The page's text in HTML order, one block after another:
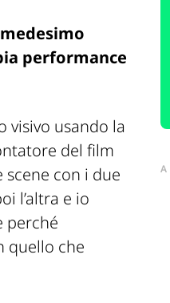
performance
visivo usando la
del film
con i due
l’altra e io
perché
quello che